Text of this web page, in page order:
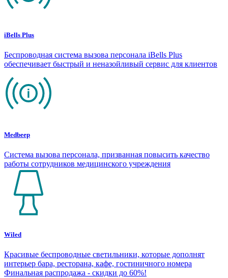
iBells Plus
Беспроводная система вызова персонала iBells Plus
обеспечивает быстрый и неназойливый сервис для клиентов
Medbeep
Система вызова персонала, призванная повысить качество
работы сотрудников медицинского учреждения
Wiled
Красивые беспроводные светильники, которые дополнят
интерьер бара, ресторана, кафе, гостиничного номера
Финальная распродажа - скидки до 60%!